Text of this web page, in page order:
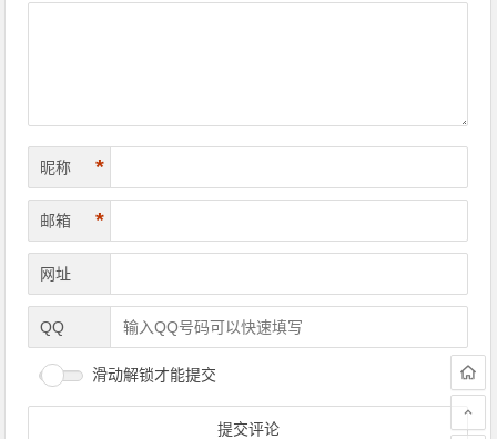
昵称 *
邮箱 *
网址
QQ
滑动解锁才能提交